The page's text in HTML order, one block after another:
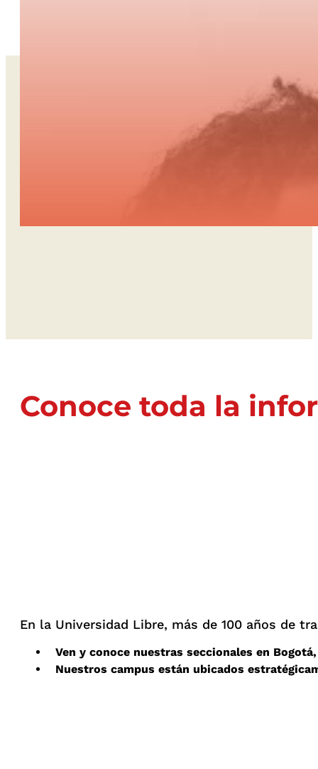
Conoce toda la
En la Universidad Libre, más de 100 años de
Ven y conoce nuestras seccionales en
Nuestros campus están ubicados